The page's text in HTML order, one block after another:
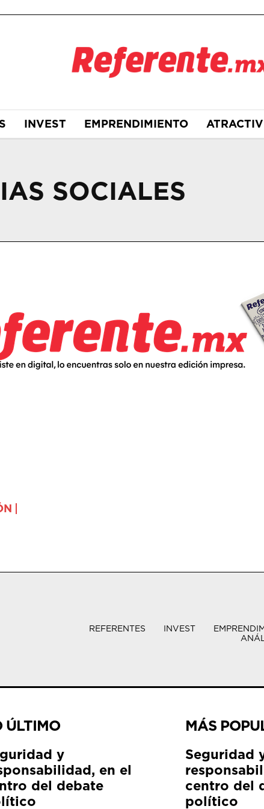
INVEST EMPRENDIMIENTO
SOCIALES
REFERENTES INVEST
ÚLTIMO
y
en el
del debate
MÁS
Seguridad
centro del
político